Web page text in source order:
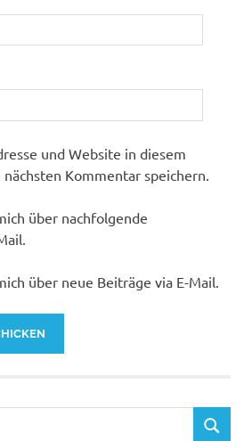
und Website in diesem
Kommentar speichern.
über nachfolgende
über neue Beiträge via E-Mail.
SUCHEN